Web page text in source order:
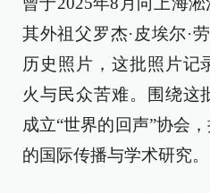
其外祖父罗杰·皮埃尔·
历史照片，这批照片记
火与民众苦难。围绕这
成立“世界的回声”协会
的国际传播与学术研究。